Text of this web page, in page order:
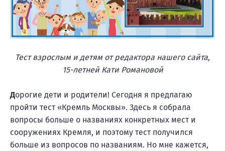
Тест взрослым и детям от редактора нашего сайта,
15-летней Кати Романовой
Дорогие дети и родители! Сегодня я предлагаю
пройти тест «Кремль Москвы». Здесь я собрала
вопросы больше о названиях конкретных мест и
сооружениях Кремля, и поэтому тест получился
больше из вопросов по названиям. Но мне кажется,